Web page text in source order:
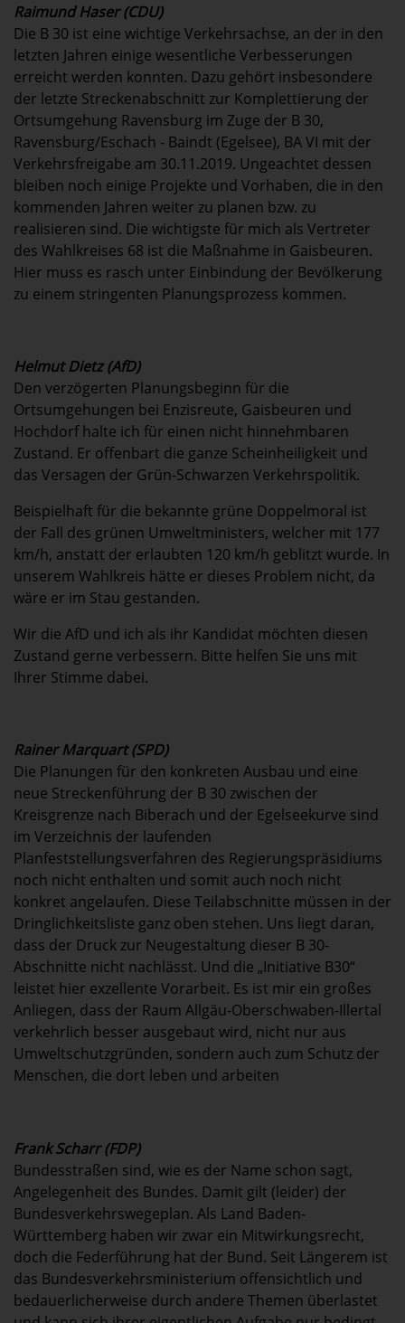
Raimund Haser (CDU)
Die B 30 ist eine wichtige Verkehrsachse, an der in den
letzten Jahren einige wesentliche Verbesserungen
erreicht werden konnten. Dazu gehört insbesondere
der letzte Streckenabschnitt zur Komplettierung der
Ortsumgehung Ravensburg im Zuge der B 30,
Ravensburg/Eschach - Baindt (Egelsee), BA VI mit der
Verkehrsfreigabe am 30.11.2019. Ungeachtet dessen
bleiben noch einige Projekte und Vorhaben, die in den
kommenden Jahren weiter zu planen bzw. zu
realisieren sind. Die wichtigste für mich als Vertreter
des Wahlkreises 68 ist die Maßnahme in Gaisbeuren.
Hier muss es rasch unter Einbindung der Bevölkerung
zu einem stringenten Planungsprozess kommen.
Helmut Dietz (AfD)
Den verzögerten Planungsbeginn für die
Ortsumgehungen bei Enzisreute, Gaisbeuren und
Hochdorf halte ich für einen nicht hinnehmbaren
Zustand. Er offenbart die ganze Scheinheiligkeit und
das Versagen der Grün-Schwarzen Verkehrspolitik.
Beispielhaft für die bekannte grüne Doppelmoral ist
der Fall des grünen Umweltministers, welcher mit 177
km/h, anstatt der erlaubten 120 km/h geblitzt wurde. In
unserem Wahlkreis hätte er dieses Problem nicht, da
wäre er im Stau gestanden.
Wir die AfD und ich als ihr Kandidat möchten diesen
Zustand gerne verbessern. Bitte helfen Sie uns mit
Ihrer Stimme dabei.
Rainer Marquart (SPD)
Die Planungen für den konkreten Ausbau und eine
neue Streckenführung der B 30 zwischen der
Kreisgrenze nach Biberach und der Egelseekurve sind
im Verzeichnis der laufenden
Planfeststellungsverfahren des Regierungspräsidiums
noch nicht enthalten und somit auch noch nicht
konkret angelaufen. Diese Teilabschnitte müssen in der
Dringlichkeitsliste ganz oben stehen. Uns liegt daran,
dass der Druck zur Neugestaltung dieser B 30-
Abschnitte nicht nachlässt. Und die „Initiative B30“
leistet hier exzellente Vorarbeit. Es ist mir ein großes
Anliegen, dass der Raum Allgäu-Oberschwaben-Illertal
verkehrlich besser ausgebaut wird, nicht nur aus
Umweltschutzgründen, sondern auch zum Schutz der
Menschen, die dort leben und arbeiten
Frank Scharr (FDP)
Bundesstraßen sind, wie es der Name schon sagt,
Angelegenheit des Bundes. Damit gilt (leider) der
Bundesverkehrswegeplan. Als Land Baden-
Württemberg haben wir zwar ein Mitwirkungsrecht,
doch die Federführung hat der Bund. Seit Längerem ist
das Bundesverkehrsministerium offensichtlich und
bedauerlicherweise durch andere Themen überlastet